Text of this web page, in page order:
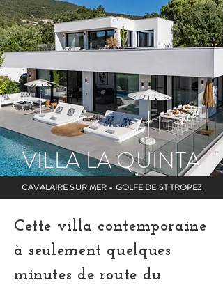
VILLA LA QUINTA
CAVALAIRE SUR MER - GOLFE DE ST TROPEZ
Cette villa contemporaine
à seulement quelques
minutes de route du